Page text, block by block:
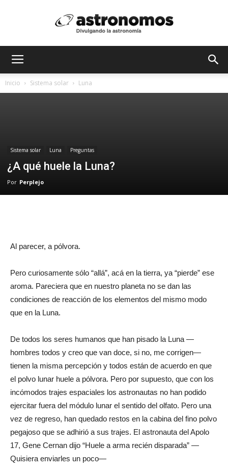
Inicio Sistema solar Luna
Sistema solar Luna Preguntas
¿A qué huele la Luna?
Por Perplejo
Al parecer, a pólvora.
Pero curiosamente sólo “allá”, acá en la tierra, ya “pierde” ese
aroma. Pareciera que en nuestro planeta no se dan las
condiciones de reacción de los elementos del mismo modo
que en la Luna.
De todos los seres humanos que han pisado la Luna —
hombres todos y creo que van doce, si no, me corrigen—
tienen la misma percepción y todos están de acuerdo en que
el polvo lunar huele a pólvora. Pero por supuesto, que con los
incómodos trajes espaciales los astronautas no han podido
ejercitar fuera del módulo lunar el sentido del olfato. Pero una
vez de regreso, han quedado restos en la cabina del fino polvo
pegajoso que se adhirió a sus trajes. El astronauta del Apolo
17, Gene Cernan dijo “Huele a arma recién disparada” —
Quisiera enviarles un poco—